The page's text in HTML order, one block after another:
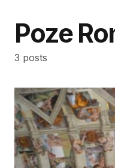
Poze
3 posts